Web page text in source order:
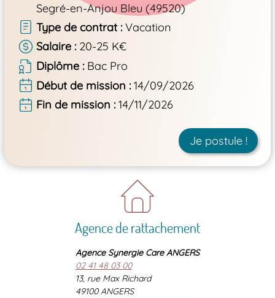
Segré-en-Anjou Bleu (49520)
Type de contrat Vacation
Salaire
20-25 K€
Diplôme
Bac Pro
Début de mission
14/09/2026
Fin de mission
14/11/2026
Je postule !
Agence de rattachement
Agence Synergie Care ANGERS
02 41 48 03 00
13, rue Max Richard
49100 ANGERS